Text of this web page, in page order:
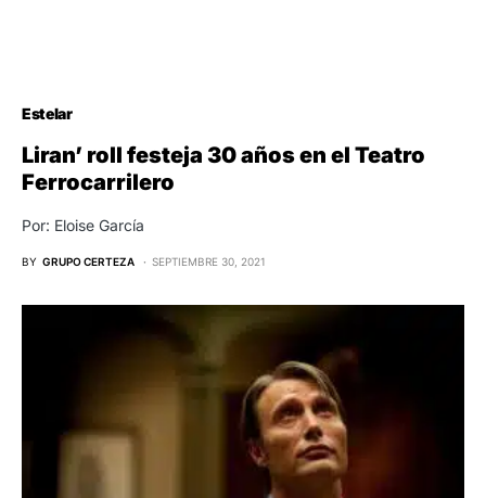
Estelar
Liran’ roll festeja 30 años en el Teatro
Ferrocarrilero
Por: Eloise García
BY GRUPO CERTEZA SEPTIEMBRE 30, 2021